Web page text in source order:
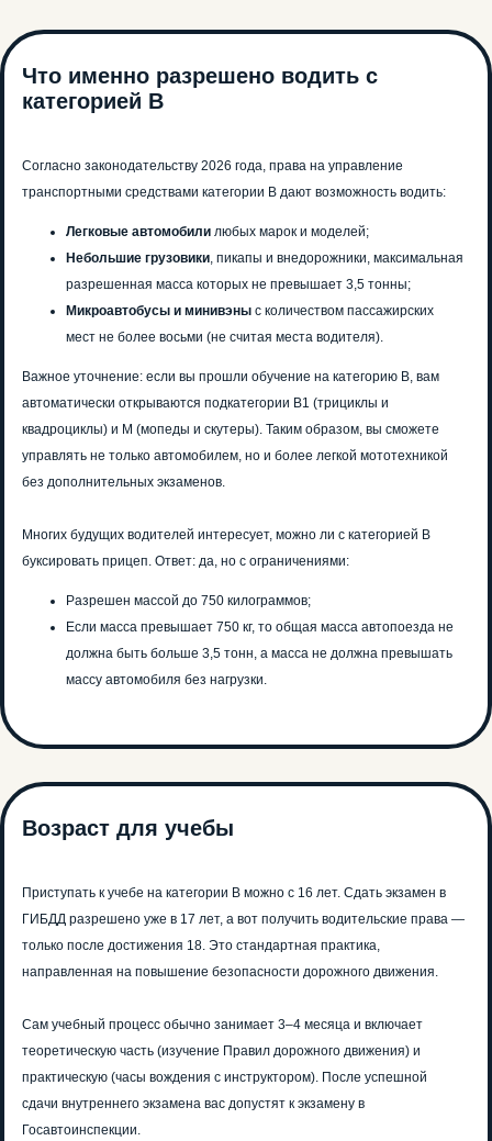
Что именно разрешено водить с
категорией B
Согласно законодательству 2026 года, права на управление
транспортными средствами категории B дают возможность водить:
Легковые автомобили любых марок и моделей;
Небольшие грузовики, пикапы и внедорожники, максимальная
разрешенная масса которых не превышает 3,5 тонны;
Микроавтобусы и минивэны с количеством пассажирских
мест не более восьми (не считая места водителя).
Важное уточнение: если вы прошли обучение на категорию B, вам
автоматически открываются подкатегории B1 (трициклы и
квадроциклы) и M (мопеды и скутеры). Таким образом, вы сможете
управлять не только автомобилем, но и более легкой мототехникой
без дополнительных экзаменов.
Многих будущих водителей интересует, можно ли с категорией B
буксировать прицеп. Ответ: да, но с ограничениями:
Разрешен массой до 750 килограммов;
Если масса превышает 750 кг, то общая масса автопоезда не
должна быть больше 3,5 тонн, а масса не должна превышать
массу автомобиля без нагрузки.
Возраст для учебы
Приступать к учебе на категории В можно с 16 лет. Сдать экзамен в
ГИБДД разрешено уже в 17 лет, а вот получить водительские права —
только после достижения 18. Это стандартная практика,
направленная на повышение безопасности дорожного движения.
Сам учебный процесс обычно занимает 3–4 месяца и включает
теоретическую часть (изучение Правил дорожного движения) и
практическую (часы вождения с инструктором). После успешной
сдачи внутреннего экзамена вас допустят к экзамену в
Госавтоинспекции.